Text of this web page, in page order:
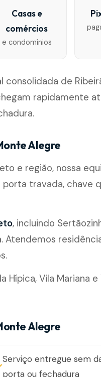
Casas e
comércios
e condomínios
consolidada de
rapidamente
Alegre
e região, nossa
travada, chave
, incluindo
Atendemos
Hípica, Vila Mariana e
Alegre
Serviço entregue sem
porta ou fechadura